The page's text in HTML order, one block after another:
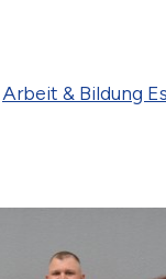
Arbeit & Bildung